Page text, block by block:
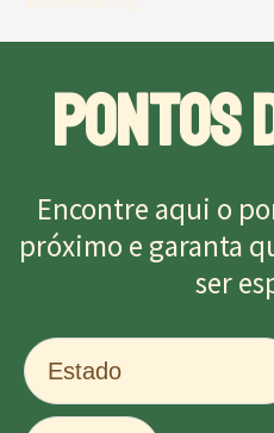
PONTOS
Encontre aqui o
próximo e garanta
ser